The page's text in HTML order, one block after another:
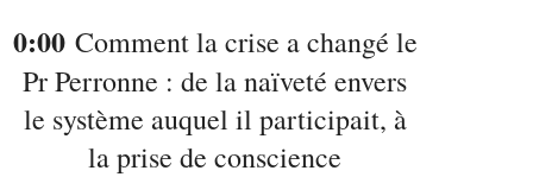
0:00 Comment la crise a changé le
Pr Perronne : de la naïveté envers
le système auquel il participait, à
la prise de conscience